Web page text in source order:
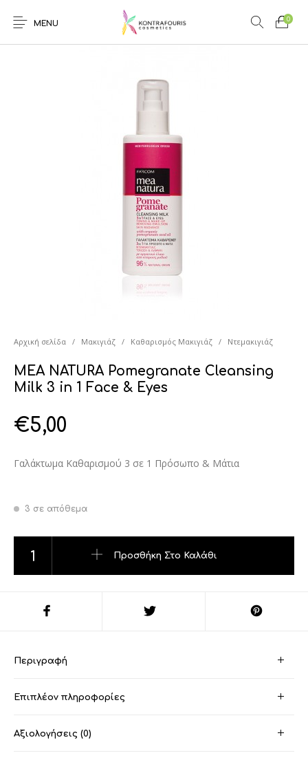
MENU
0
Αρχική σελίδα / Μακιγιάζ / Καθαρισμός Μακιγιάζ / Ντεμακιγιάζ
MEA NATURA Pomegranate Cleansing
Milk 3 in 1 Face & Eyes
€5,00
Γαλάκτωμα Καθαρισμού 3 σε 1 Πρόσωπο & Μάτια
3 σε απόθεμα
Προσθήκη Στο Καλάθι
Περιγραφή
Επιπλέον πληροφορίες
Αξιολογήσεις (0)